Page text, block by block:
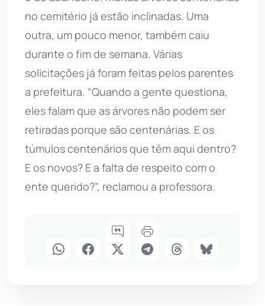
no cemitério já estão inclinadas. Uma
outra, um pouco menor, também caiu
durante o fim de semana. Várias
solicitações já foram feitas pelos parentes
a prefeitura. “Quando a gente questiona,
eles falam que as árvores não podem ser
retiradas porque são centenárias. E os
túmulos centenários que têm aqui dentro?
E os novos? E a falta de respeito com o
ente querido?”, reclamou a professora.